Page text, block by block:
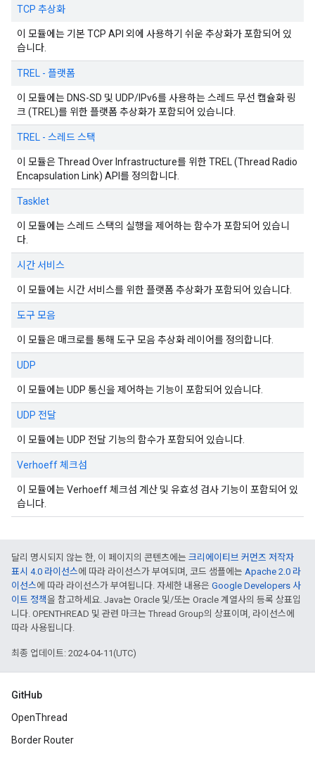
TCP 추상화
이 모듈에는 기본 TCP API 외에 사용하기 쉬운 추상화가 포함되어 있
습니다.
TREL - 플랫폼
이 모듈에는 DNS-SD 및 UDP/IPv6를 사용하는 스레드 무선 캡슐화 링
크 (TREL)를 위한 플랫폼 추상화가 포함되어 있습니다.
TREL - 스레드 스택
이 모듈은 Thread Over Infrastructure를 위한 TREL (Thread Radio
Encapsulation Link) API를 정의합니다.
Tasklet
이 모듈에는 스레드 스택의 실행을 제어하는 함수가 포함되어 있습니
다.
시간 서비스
이 모듈에는 시간 서비스를 위한 플랫폼 추상화가 포함되어 있습니다.
도구 모음
이 모듈은 매크로를 통해 도구 모음 추상화 레이어를 정의합니다.
UDP
이 모듈에는 UDP 통신을 제어하는 기능이 포함되어 있습니다.
UDP 전달
이 모듈에는 UDP 전달 기능의 함수가 포함되어 있습니다.
Verhoeff 체크섬
이 모듈에는 Verhoeff 체크섬 계산 및 유효성 검사 기능이 포함되어 있
습니다.
달리 명시되지 않는 한, 이 페이지의 콘텐츠에는 크리에이티브 커먼즈 저작자
표시 4.0 라이선스에 따라 라이선스가 부여되며, 코드 샘플에는 Apache 2.0 라
이선스에 따라 라이선스가 부여됩니다. 자세한 내용은 Google Developers 사
이트 정책을 참고하세요. Java는 Oracle 및/또는 Oracle 계열사의 등록 상표입
니다. OPENTHREAD 및 관련 마크는 Thread Group의 상표이며, 라이선스에
따라 사용됩니다.
최종 업데이트: 2024-04-11(UTC)
GitHub
OpenThread
Border Router